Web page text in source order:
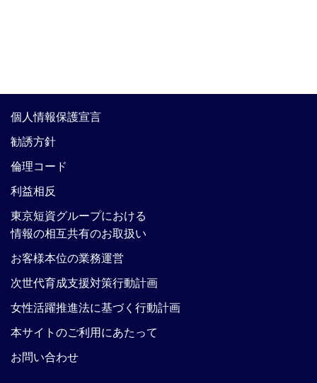
個人情報保護宣言
勧誘方針
倫理コード
利益相反
東京短資グループにおける
情報の相互共有のお取扱い
お客様本位の業務運営
次世代育成支援対策行動計画
女性活躍推進法に基づく行動計画
本サイトのご利用にあたって
お問い合わせ